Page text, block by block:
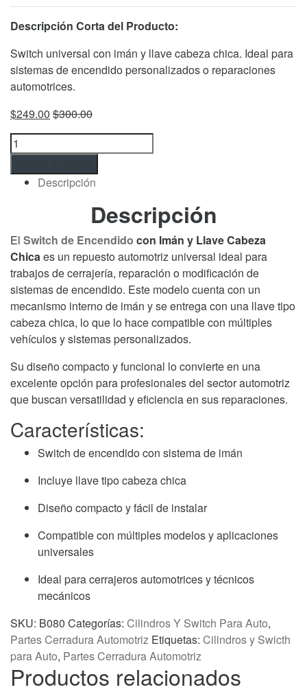
Descripción Corta del Producto:
Switch universal con imán y llave cabeza chica. Ideal para
sistemas de encendido personalizados o reparaciones
automotrices.
$249.00 $300.00
Switch
de
Encendido
con
Llave
Cabeza
Chica
–
Repuesto
Automotriz
Universal
Descripción
Descripción
El Switch de Encendido con Imán y Llave Cabeza
Chicaes un repuesto automotriz universal ideal para
trabajos de cerrajería, reparación o modificación de
sistemas de encendido. Este modelo cuenta con un
mecanismo interno de imán y se entrega con una llave tipo
cabeza chica, lo que lo hace compatible con múltiples
vehículos y sistemas personalizados.
Su diseño compacto y funcional lo convierte en una
excelente opción para profesionales del sector automotriz
que buscan versatilidad y eficiencia en sus reparaciones.
Características:
Switch de encendido con sistema de imán
Incluye llave tipo cabeza chica
Diseño compacto y fácil de instalar
Compatible con múltiples modelos y aplicaciones
universales
Ideal para cerrajeros automotrices y técnicos
mecánicos
SKU: B080 Categorías: Cilindros Y Switch Para Auto,
Partes Cerradura Automotriz Etiquetas: Cilindros y Swicth
para Auto, Partes Cerradura Automotriz
Productos relacionados